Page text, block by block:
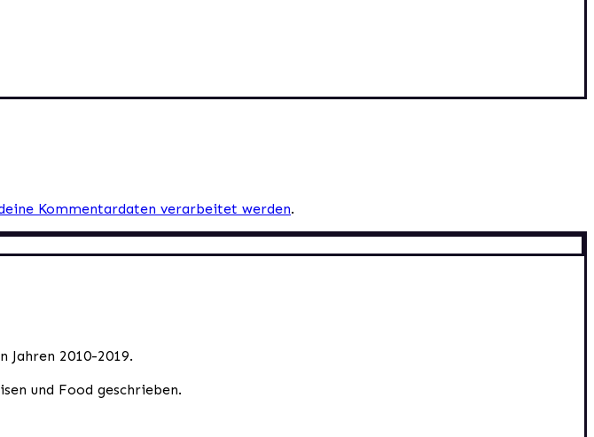
Kommentardaten verarbeitet werden.
Jahren 2010-2019.
und Food geschrieben.